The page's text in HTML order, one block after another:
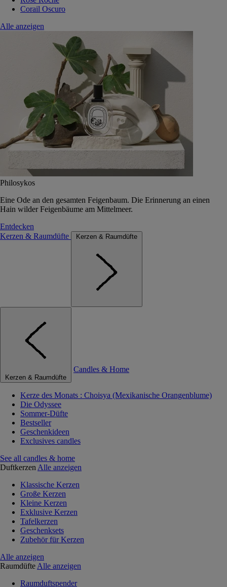
Corail Oscuro
Alle anzeigen
Philosykos
Eine Ode an den gesamten Feigenbaum. Die Erinnerung an einen
Hain wilder Feigenbäume am Mittelmeer.
Entdecken
Kerzen & Raumdüfte
Kerzen & Raumdüfte
Kerzen & Raumdüfte
Candles & Home
Kerze des Monats : Choisya (Mexikanische Orangenblume)
Die Odyssee
Sommer-Düfte
Bestseller
Geschenkideen
Exclusives candles
See all candles & home
Duftkerzen Alle anzeigen
Klassische Kerzen
Große Kerzen
Kleine Kerzen
Exklusive Kerzen
Tafelkerzen
Geschenksets
Zubehör für Kerzen
Alle anzeigen
Raumdüfte Alle anzeigen
Raumduftspender